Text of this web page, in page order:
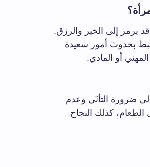
يرمز إلى الخير والرزق.
بحدوث أمور سعيدة
أو المادي.
ضرورة التأنّي وعدم
الطعام، كذلك النجاح